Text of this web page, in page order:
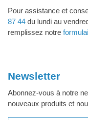
Pour assistance et
87 44 du lundi au
remplissez notre
Newsletter
Abonnez-vous à notre
nouveaux produits et